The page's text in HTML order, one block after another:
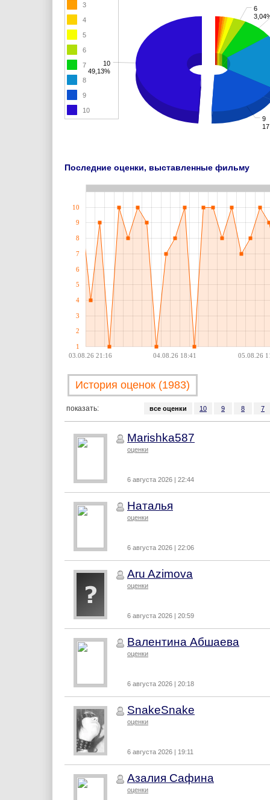
10
49,13%
6
9
3
4
5
6
7
8
9
10
Последние оценки, выставленные фильму
03.08.26 21:16 04.08.26 18:41 05.08.26
1
2
3
4
5
6
7
8
9
10
История оценок (1983)
показать: все оценки 10 9 8 7
Marishka587
оценки
6 августа 2026 | 22:44
Наталья
оценки
6 августа 2026 | 22:06
Aru Azimova
оценки
6 августа 2026 | 20:59
Валентина Абшаева
оценки
6 августа 2026 | 20:18
SnakeSnake
оценки
6 августа 2026 | 19:11
Азалия Сафина
оценки